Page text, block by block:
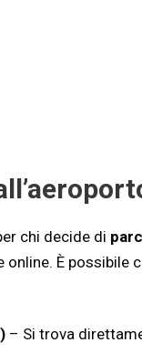
chi decide di
È possibile
– Si trova